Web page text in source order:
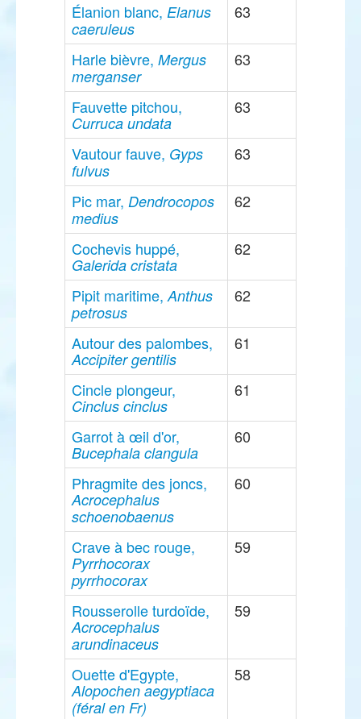
Élanion blanc, Elanus
caeruleus
63
Harle bièvre, Mergus
merganser
63
Fauvette pitchou,
Curruca undata
63
Vautour fauve, Gyps
fulvus
63
Pic mar, Dendrocopos
medius
62
Cochevis huppé,
Galerida cristata
62
Pipit maritime,Anthus
petrosus
62
Autour des palombes,
Accipiter gentilis
61
Cincle plongeur,
Cinclus cinclus
61
Garrot à œil d'or,
Bucephala clangula
60
Phragmite des joncs,
Acrocephalus
schoenobaenus
60
Crave à bec rouge,
Pyrrhocorax
pyrrhocorax
59
Rousserolle turdoïde,
Acrocephalus
arundinaceus
59
Ouette d'Egypte,
Alopochen aegyptiaca
(féral en Fr)
58